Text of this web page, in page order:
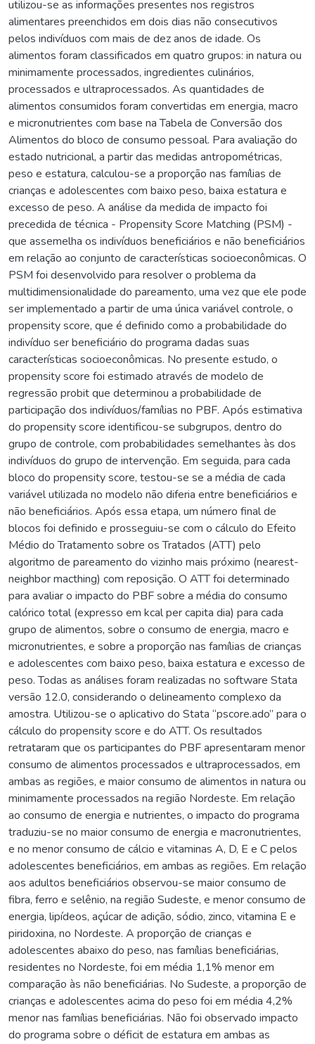
utilizou-se as informações presentes nos registros
alimentares preenchidos em dois dias não consecutivos
pelos indivíduos com mais de dez anos de idade. Os
alimentos foram classificados em quatro grupos: in natura ou
minimamente processados, ingredientes culinários,
processados e ultraprocessados. As quantidades de
alimentos consumidos foram convertidas em energia, macro
e micronutrientes com base na Tabela de Conversão dos
Alimentos do bloco de consumo pessoal. Para avaliação do
estado nutricional, a partir das medidas antropométricas,
peso e estatura, calculou-se a proporção nas famílias de
crianças e adolescentes com baixo peso, baixa estatura e
excesso de peso. A análise da medida de impacto foi
precedida de técnica - Propensity Score Matching (PSM) -
que assemelha os indivíduos beneficiários e não beneficiários
em relação ao conjunto de características socioeconômicas. O
PSM foi desenvolvido para resolver o problema da
multidimensionalidade do pareamento, uma vez que ele pode
ser implementado a partir de uma única variável controle, o
propensity score, que é definido como a probabilidade do
indivíduo ser beneficiário do programa dadas suas
características socioeconômicas. No presente estudo, o
propensity score foi estimado através de modelo de
regressão probit que determinou a probabilidade de
participação dos indivíduos/famílias no PBF. Após estimativa
do propensity score identificou-se subgrupos, dentro do
grupo de controle, com probabilidades semelhantes às dos
indivíduos do grupo de intervenção. Em seguida, para cada
bloco do propensity score, testou-se se a média de cada
variável utilizada no modelo não diferia entre beneficiários e
não beneficiários. Após essa etapa, um número final de
blocos foi definido e prosseguiu-se com o cálculo do Efeito
Médio do Tratamento sobre os Tratados (ATT) pelo
algoritmo de pareamento do vizinho mais próximo (nearest-
neighbor macthing) com reposição. O ATT foi determinado
para avaliar o impacto do PBF sobre a média do consumo
calórico total (expresso em kcal per capita dia) para cada
grupo de alimentos, sobre o consumo de energia, macro e
micronutrientes, e sobre a proporção nas famílias de crianças
e adolescentes com baixo peso, baixa estatura e excesso de
peso. Todas as análises foram realizadas no software Stata
versão 12.0, considerando o delineamento complexo da
amostra. Utilizou-se o aplicativo do Stata “pscore.ado” para o
cálculo do propensity score e do ATT. Os resultados
retrataram que os participantes do PBF apresentaram menor
consumo de alimentos processados e ultraprocessados, em
ambas as regiões, e maior consumo de alimentos in natura ou
minimamente processados na região Nordeste. Em relação
ao consumo de energia e nutrientes, o impacto do programa
traduziu-se no maior consumo de energia e macronutrientes,
e no menor consumo de cálcio e vitaminas A, D, E e C pelos
adolescentes beneficiários, em ambas as regiões. Em relação
aos adultos beneficiários observou-se maior consumo de
fibra, ferro e selênio, na região Sudeste, e menor consumo de
energia, lipídeos, açúcar de adição, sódio, zinco, vitamina E e
piridoxina, no Nordeste. A proporção de crianças e
adolescentes abaixo do peso, nas famílias beneficiárias,
residentes no Nordeste, foi em média 1,1% menor em
comparação às não beneficiárias. No Sudeste, a proporção de
crianças e adolescentes acima do peso foi em média 4,2%
menor nas famílias beneficiárias. Não foi observado impacto
do programa sobre o déficit de estatura em ambas as